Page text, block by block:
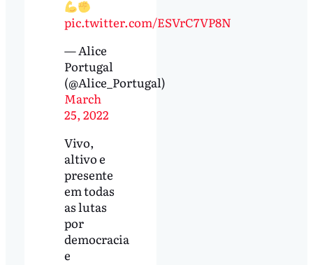
pic.twitter.com/ESVrC7VP8N
— Alice
Portugal
(@Alice_Portugal)
March
25, 2022
Vivo,
altivo e
presente
em todas
as lutas
por
democracia
e